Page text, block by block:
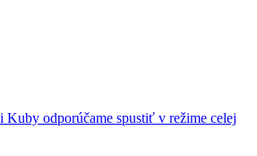
odporúčame spustiť v režime celej